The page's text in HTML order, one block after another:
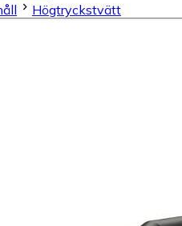
Högtryckstvätt